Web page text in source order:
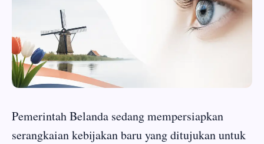
Pemerintah Belanda sedang mempersiapkan
serangkaian kebijakan baru yang ditujukan untuk